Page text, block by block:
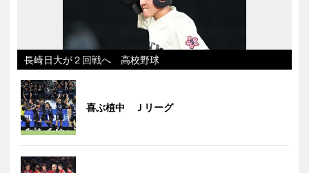
長崎日大が２回戦へ 高校野球
喜ぶ植中 Ｊリーグ